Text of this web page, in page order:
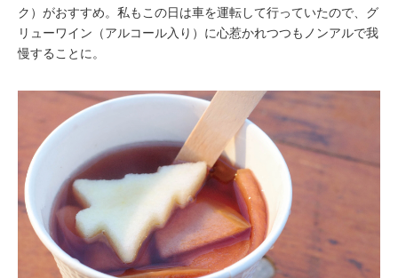
ク）がおすすめ。私もこの日は車を運転して行っていたので、グ
リューワイン（アルコール入り）に心惹かれつつもノンアルで我
慢することに。